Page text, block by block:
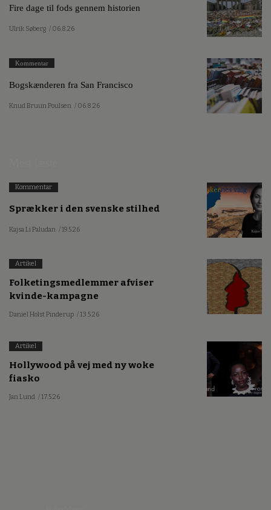
Fire dage til fods gennem historien
Ulrik Søberg / 06.8.26
Kommentar
Bogskænderen fra San Francisco
Knud Bruun Poulsen / 06.8.26
Kommentar
Sprækker i den svenske stilhed
Kajsa Li Paludan / 19.5.26
Artikel
Folketingsmedlemmer afviser
kvinde-kampagne
Daniel Holst Pinderup / 13.5.26
Artikel
Hollywood på vej med ny woke
fiasko
Jan Lund / 17.5.26